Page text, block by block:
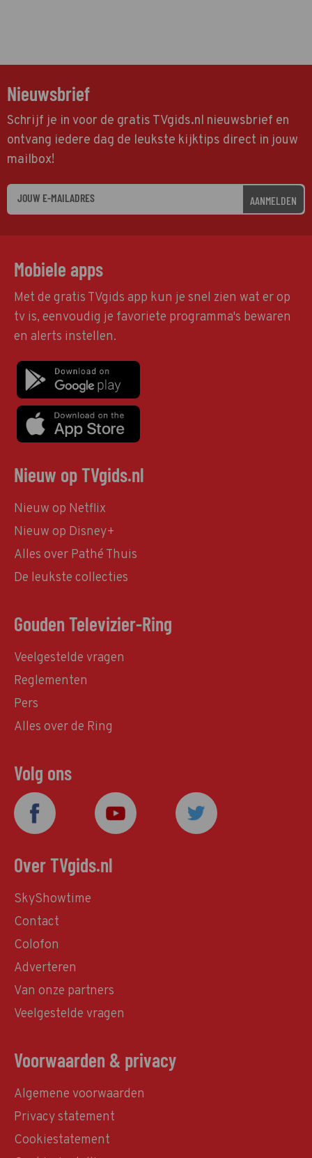
Nieuwsbrief
Schrijf je in voor de gratis TVgids.nl nieuwsbrief en
ontvang iedere dag de leukste kijktips direct in jouw
mailbox!
AANMELDEN
Mobiele apps
Met de gratis TVgids app kun je snel zien wat er op
tv is, eenvoudig je favoriete programma's bewaren
en alerts instellen.
Nieuw op TVgids.nl
Nieuw op Netflix
Nieuw op Disney+
Alles over Pathé Thuis
De leukste collecties
Gouden Televizier-Ring
Veelgestelde vragen
Reglementen
Pers
Alles over de Ring
Volg ons
Over TVgids.nl
SkyShowtime
Contact
Colofon
Adverteren
Van onze partners
Veelgestelde vragen
Voorwaarden & privacy
Algemene voorwaarden
Privacy statement
Cookiestatement